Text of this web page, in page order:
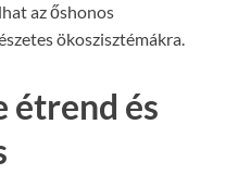
az őshonos
ökoszisztémákra.
étrend és